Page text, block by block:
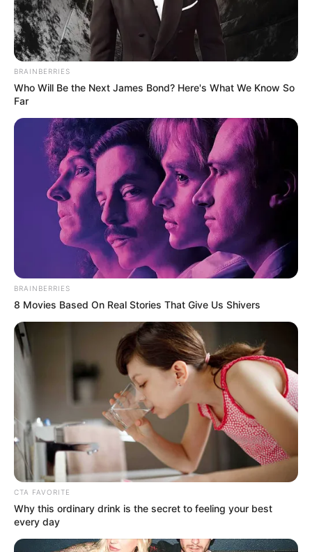
BRAINBERRIES
Who Will Be the Next James Bond? Here's What We Know So
Far
BRAINBERRIES
8 Movies Based On Real Stories That Give Us Shivers
CTA FAVORITE
Why this ordinary drink is the secret to feeling your best
every day